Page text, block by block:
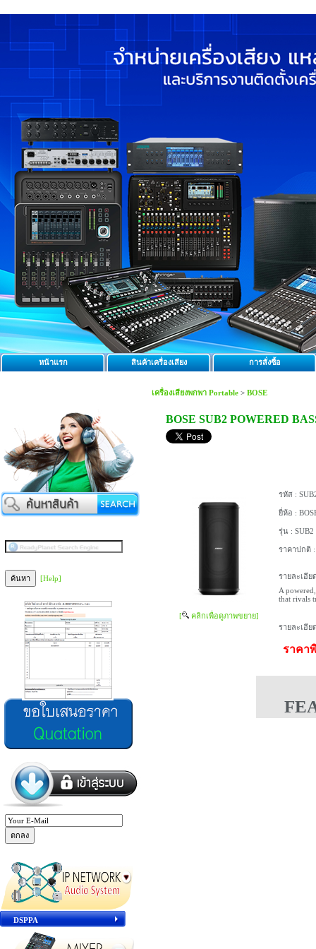
หน้าแรก สินค้าเครื่องเสียง การสั่งซื้อ
[Help]
DSPPA
เครื่องเสียงพกพา Portable > BOSE
BOSE SUB2 POWERED
[ คลิกเพื่อดูภาพขยาย]
รหัส :
ยี่ห้อ :
รุ่น : SUB2
ราคาปกติ
รายละเอีย
A
that rivals
รายละเอีย
ราคา